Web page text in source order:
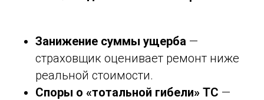
Занижение суммы ущерба —
страховщик оценивает ремонт ниже
реальной стоимости.
Споры о «тотальной гибели» ТС —